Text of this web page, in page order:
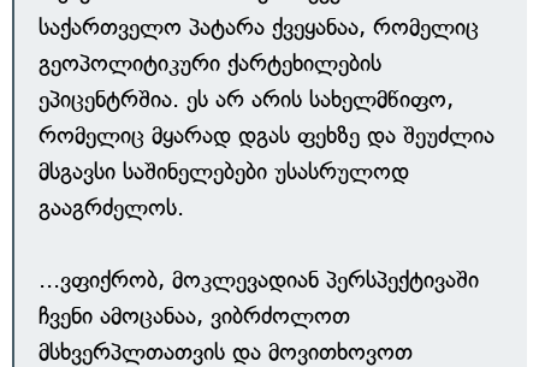
საქართველო პატარა ქვეყანაა, რომელიც
გეოპოლიტიკური ქარტეხილების
ეპიცენტრშია. ეს არ არის სახელმწიფო,
რომელიც მყარად დგას ფეხზე და შეუძლია
მსგავსი საშინელებები უსასრულოდ
გააგრძელოს.
...ვფიქრობ, მოკლევადიან პერსპექტივაში
ჩვენი ამოცანაა, ვიბრძოლოთ
მსხვერპლთათვის და მოვითხოვოთ